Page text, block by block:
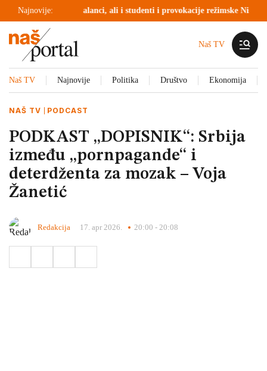
Najnovije:
banice“ u Beloj Palanci, ali i studenti i provokacije režimske Niš TV
Naš TV
Naš TV Najnovije Politika Društvo Ekonomija
NAŠ TV PODCAST
PODKAST „DOPISNIK“: Srbija
između „pornpagande“ i
deterdženta za mozak – Voja
Žanetić
Redakcija 17. apr 2026. 20:00 - 20:08